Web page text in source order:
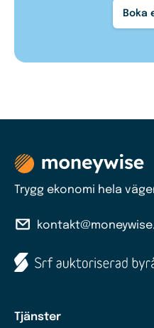
Boka
Trygg ekonomi hela
Tjänster